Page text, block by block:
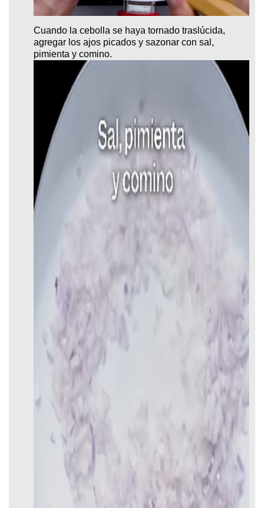
Cuando la cebolla se haya tornado traslúcida,
agregar los ajos picados y sazonar con sal,
pimienta y comino.